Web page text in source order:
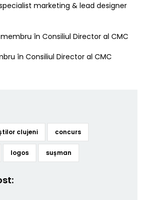
marketing & lead designer
în Consiliul Director al CMC
în Consiliul Director al CMC
clujeni concurs
logos sușman